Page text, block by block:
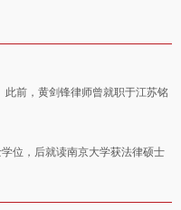
前，黄剑锋律师曾就职于江苏铭
位，后就读南京大学获法律硕士